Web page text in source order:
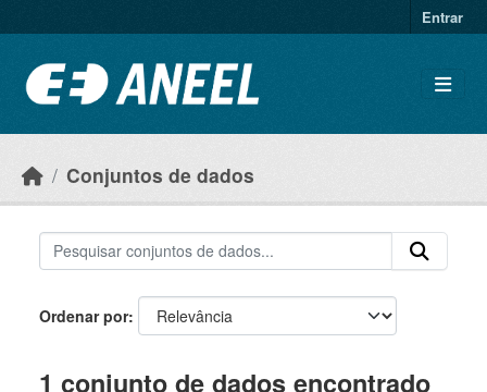
Entrar
Conjuntos de dados
Ordenar por
1 conjunto de dados encontrado